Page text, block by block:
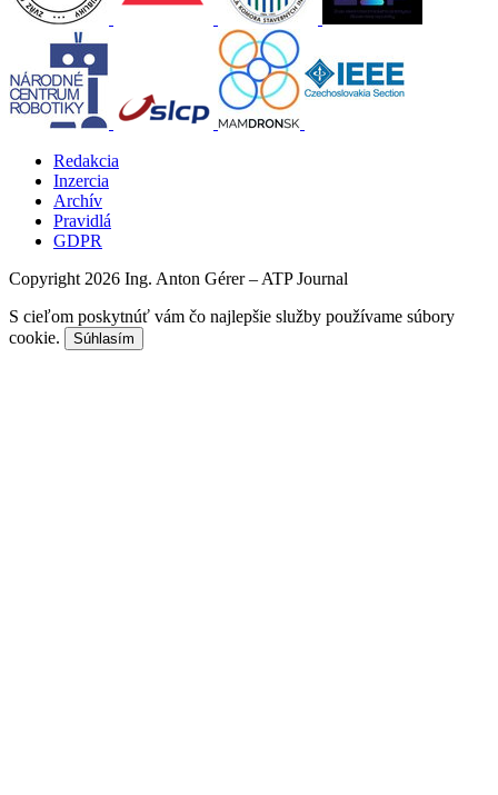
Redakcia
Inzercia
Archív
Pravidlá
GDPR
Copyright 2026 Ing. Anton Gérer – ATP Journal
S cieľom poskytnúť vám čo najlepšie služby používame súbory
cookie.
Súhlasím